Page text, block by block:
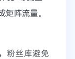
阵流量。
，粉丝库避免